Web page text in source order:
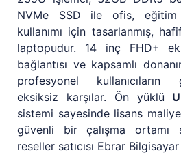
NVMe SSD ile ofis,
kullanımı için tasarlanmış,
laptopudur. 14 inç FHD+
bağlantısı ve kapsamlı
profesyonel kullanıcıların
eksiksiz karşılar. Ön yüklü
sistemi sayesinde lisans
güvenli bir çalışma ortamı
reseller satıcısı Ebrar